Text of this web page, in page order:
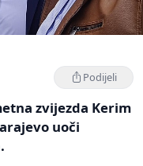
Podijeli
zvijezda Kerim
uoči